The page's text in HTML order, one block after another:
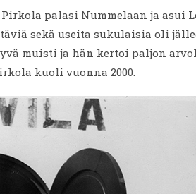
palasi Nummelaan ja asui
sekä useita sukulaisia oli
muisti ja hän kertoi paljon
kuoli vuonna 2000.